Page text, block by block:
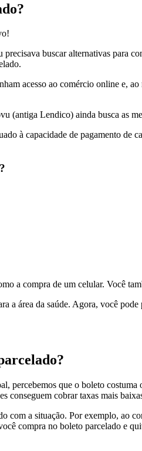
buscar alternativas para
acesso ao comércio online e,
Lendico) ainda busca as
à capacidade de pagamento
a compra de um celular. Você
a área da saúde. Agora, você
percebemos que o boleto
conseguem cobrar taxas mais
com a situação. Por exemplo, ao
compra no boleto parcelado e